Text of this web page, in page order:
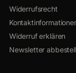
Widerrufsrecht
Widerruf erklären
Newsletter